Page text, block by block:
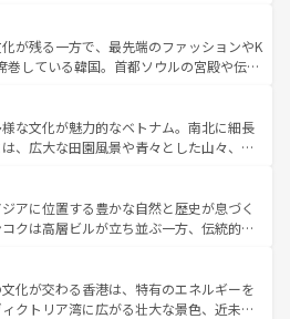
。 なお、新着のハワイ情報
を参照してほしい。
ティも充実しており、サーフィンやダイ
グなど、アウトドア好きにはたまらな
アの多彩な魅力を存分に味わいつくそ
岳地帯である台湾東部など、都市の喧騒
共存しており、訪れる人に新しい発見と
くれる。また、奥深い台湾の食文化も魅
のスイーツなど、バラエティ豊かな料理
わえる。 なお、新着の台湾情報は コンテンツ一覧を参
が残る一方で、最先端のファッションやK
巻している韓国。首都ソウルの宮殿や伝統
ばせば四季折々の自然美を楽しむことが
キムチや焼肉、絶品のストリートフード
韓国料理が待っている。夜には、韓国な
がら、韓国の多彩な魅力を心ゆくまで味
わってみてほしい。 なお、新着の韓国情報はコンテンツ一
い。
な文化が魅力的なベトナム。南北に細長
、広大な田園風景や青々とした山々、世
伝統が息づく。ハノイの古い町並みやホ
ンス統治時代の建物も、独特の雰囲気を
また、バラエティの豊かさとおいしさで
インミー、ベトナムコーヒーなどは、ぜ
い。どの地域を訪れてもあたたかい人々
くれるので、きっと忘れられない旅にな
アに位置する豊かな自然と歴史が息づく
クは高層ビルが立ち並ぶ一方、伝統的な
いる。北部ではチェンマイなどの山岳地
い、南部ではプーケットやクラビの美し
ト気分を楽しむことができる。タイ料理
化が交わる香港は、特有のエネルギーを
クトリア湾に広がる壮大な景色、近未来